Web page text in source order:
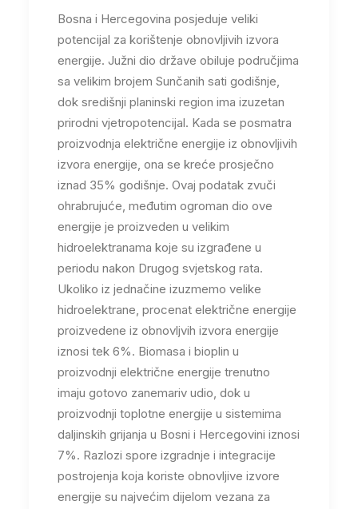
Bosna i Hercegovina posjeduje veliki
potencijal za korištenje obnovljivih izvora
energije. Južni dio države obiluje područjima
sa velikim brojem Sunčanih sati godišnje,
dok središnji planinski region ima izuzetan
prirodni vjetropotencijal. Kada se posmatra
proizvodnja električne energije iz obnovljivih
izvora energije, ona se kreće prosječno
iznad 35% godišnje. Ovaj podatak zvuči
ohrabrujuće, međutim ogroman dio ove
energije je proizveden u velikim
hidroelektranama koje su izgrađene u
periodu nakon Drugog svjetskog rata.
Ukoliko iz jednačine izuzmemo velike
hidroelektrane, procenat električne energije
proizvedene iz obnovljvih izvora energije
iznosi tek 6%. Biomasa i bioplin u
proizvodnji električne energije trenutno
imaju gotovo zanemariv udio, dok u
proizvodnji toplotne energije u sistemima
daljinskih grijanja u Bosni i Hercegovini iznosi
7%. Razlozi spore izgradnje i integracije
postrojenja koja koriste obnovljive izvore
energije su najvećim dijelom vezana za